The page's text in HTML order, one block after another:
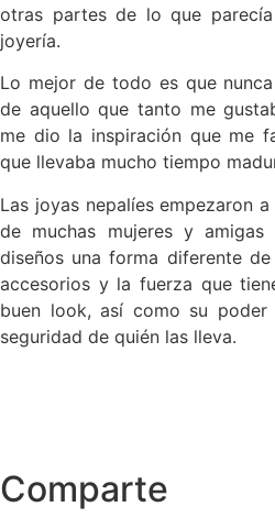
otras partes de lo que
joyería.
Lo mejor de todo es que
de aquello que tanto me
me dio la inspiración que me
que llevaba mucho tiempo
Las joyas nepalíes empezaron
de muchas mujeres y
diseños una forma diferente
accesorios y la fuerza que
buen look, así como su
seguridad de quién las lleva.
Comparte